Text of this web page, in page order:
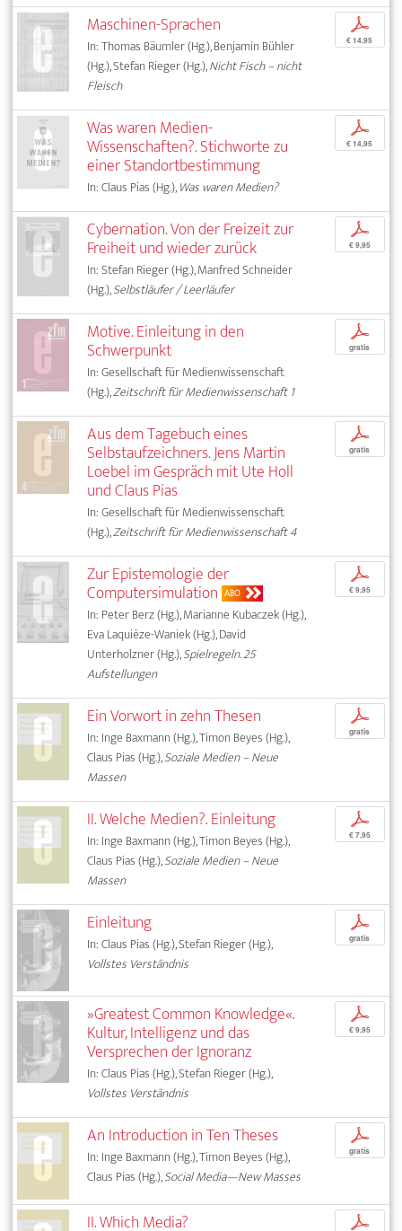
Maschinen-Sprachen
In: Thomas Bäumler (Hg.), Benjamin Bühler
(Hg.), Stefan Rieger (Hg.),Nicht Fisch – nicht
Fleisch
p
€ 14,95
Was waren Medien-
Wissenschaften?. Stichworte zu
einer Standortbestimmung
In: Claus Pias (Hg.),Was waren Medien?
p
€ 14,95
Cybernation. Von der Freizeit zur
Freiheit und wieder zurück
In: Stefan Rieger (Hg.), Manfred Schneider
(Hg.),Selbstläufer / Leerläufer
p
€ 9,95
Motive. Einleitung in den
Schwerpunkt
In: Gesellschaft für Medienwissenschaft
(Hg.),Zeitschrift für Medienwissenschaft 1
p
gratis
Aus dem Tagebuch eines
Selbstaufzeichners. Jens Martin
Loebel im Gespräch mit Ute Holl
und Claus Pias
In: Gesellschaft für Medienwissenschaft
(Hg.),Zeitschrift für Medienwissenschaft 4
p
gratis
Zur Epistemologie der
Computersimulation ABO
In: Peter Berz (Hg.), Marianne Kubaczek (Hg.),
Eva Laquièze-Waniek (Hg.), David
Unterholzner (Hg.),Spielregeln. 25
Aufstellungen
p
€ 9,95
Ein Vorwort in zehn Thesen
In: Inge Baxmann (Hg.), Timon Beyes (Hg.),
Claus Pias (Hg.),Soziale Medien – Neue
Massen
p
gratis
II. Welche Medien?. Einleitung
In: Inge Baxmann (Hg.), Timon Beyes (Hg.),
Claus Pias (Hg.),Soziale Medien – Neue
Massen
p
€ 7,95
Einleitung
In: Claus Pias (Hg.), Stefan Rieger (Hg.),
Vollstes Verständnis
p
gratis
»Greatest Common Knowledge«.
Kultur, Intelligenz und das
Versprechen der Ignoranz
In: Claus Pias (Hg.), Stefan Rieger (Hg.),
Vollstes Verständnis
p
€ 9,95
An Introduction in Ten Theses
In: Inge Baxmann (Hg.), Timon Beyes (Hg.),
Claus Pias (Hg.),Social Media—New Masses
p
gratis
II. Which Media? p